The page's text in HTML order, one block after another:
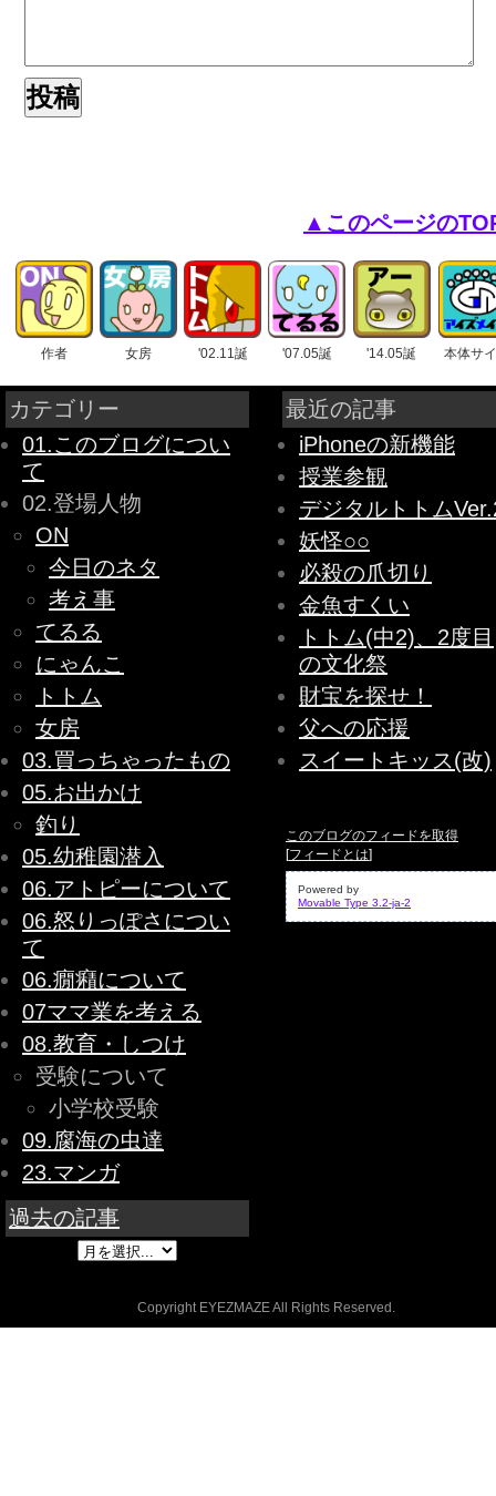
▲このページの
作者 女房 '02.11誕 '07.05誕 '14.05誕 本体サ
カテゴリー
01.このブログについ
て
02.登場人物
ON
今日のネタ
考え事
てるる
にゃんこ
トトム
女房
03.買っちゃったもの
05.お出かけ
釣り
05.幼稚園潜入
06.アトピーについて
06.怒りっぽさについ
て
06.癇癪について
07ママ業を考える
08.教育・しつけ
受験について
小学校受験
09.腐海の虫達
23.マンガ
過去の記事
最近の記事
iPhoneの新機能
授業参観
デジタルトトム
妖怪○○
必殺の爪切り
金魚すくい
トトム(中2)、2度目
の文化祭
財宝を探せ！
父への応援
スイートキッス(改)
このブログのフィードを取得
[フィードとは]
Powered by
Movable Type 3.2-ja-2
Copyright EYEZMAZE All Rights Reserved.